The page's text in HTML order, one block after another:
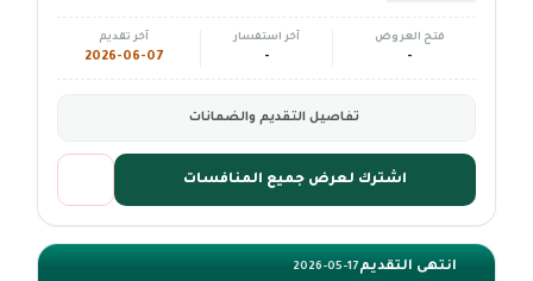
فتح العروض
-
آخر استفسار
-
آخر تقديم
2026-06-07
تفاصيل التقديم والضمانات
اشترك لعرض جميع المنافسات
انتهى التقديم2026-05-17